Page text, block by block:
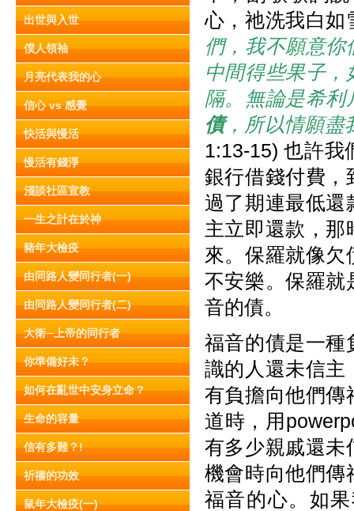
出世與入世
僕人領袖
月亮代表我的心
信心 vs 感覺
快活與慢活
慢活有錢淨
淺談社區宣教
一生之計在於神
豬年大檢疫
由同路人變同行者(一)
由同路人變同行者(二)
大衛─上帝的同行者
你準備好未？
如何在亂世中安身立命？
生命的容量
信有多難？!
祈禱的功效
鼠年大檢疫(一)
心，祂洗我白如
們，我不願意
中間得些果子
隔。無論是希利
債，所以情願盡
1:13-15) 也許
銀行借錢付費，
過了期連最低還
主立即還款，那
來。保羅就像欠
不安樂。保羅就
音的債。
福音的債是一種
識的人還未信主
有負擔向他們傳
道時，用
有多少親戚還未
機會時向他們傳
福音的心。如